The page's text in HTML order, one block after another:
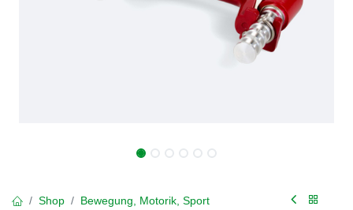
Shop
Bewegung, Motorik, Sport